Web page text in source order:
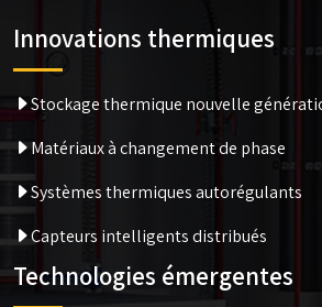
Innovations thermiques
Stockage thermique nouvelle
Matériaux à changement de phase
Systèmes thermiques autorégulants
Capteurs intelligents distribués
Technologies émergentes